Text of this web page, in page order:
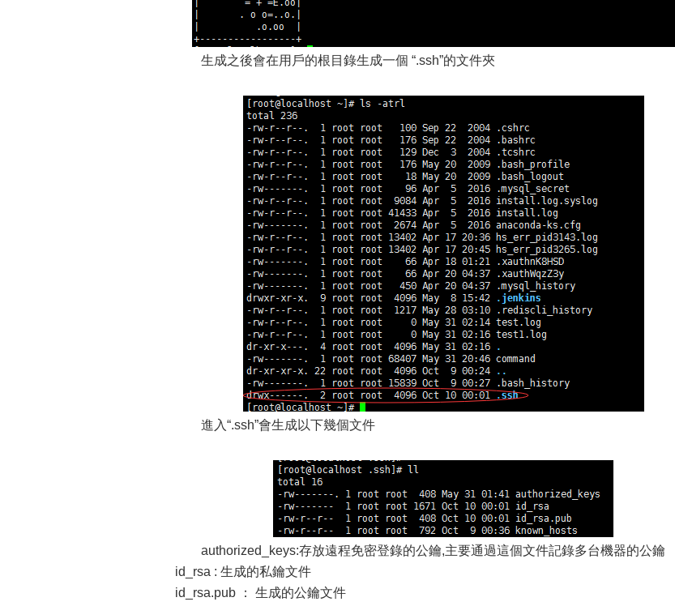
生成之後會在用戶的根目錄生成一個 “.ssh”的文件夾
進入“.ssh”會生成以下幾個文件
authorized_keys:存放遠程免密登錄的公鑰,主要通過這個文件記錄多台機器的公鑰
id_rsa : 生成的私鑰文件
id_rsa.pub ： 生成的公鑰文件